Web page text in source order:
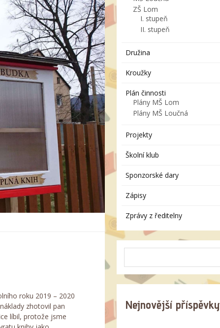
roku 2019 – 2020
zhotovil pan
líbil, protože jsme
ZŠ Lom
I. stupeň
II. stupeň
Družina
Kroužky
Plán činnosti
Plány MŠ Lom
Plány MŠ Loučná
Projekty
Školní klub
Sponzorské dary
Zápisy
Zprávy z ředitelny
Nejnovější příspěvky